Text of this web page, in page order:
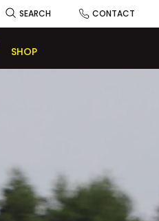
SHOP
SEARCH CONTACT